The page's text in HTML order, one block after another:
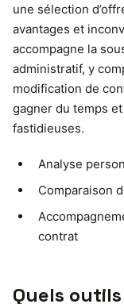
une sélection
avantages et
accompagne la
administratif, y
modification de
gagner du temps
fastidieuses.
Analyse
Comparaison
contrat
Quels